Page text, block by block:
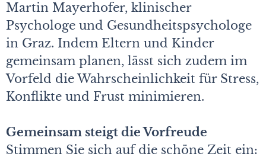
Martin Mayerhofer, klinischer
Psychologe und Gesundheitspsychologe
in Graz. Indem Eltern und Kinder
gemeinsam planen, lässt sich zudem im
Vorfeld die Wahrscheinlichkeit für Stress,
Konflikte und Frust minimieren.
Gemeinsam steigt die Vorfreude
Stimmen Sie sich auf die schöne Zeit ein: